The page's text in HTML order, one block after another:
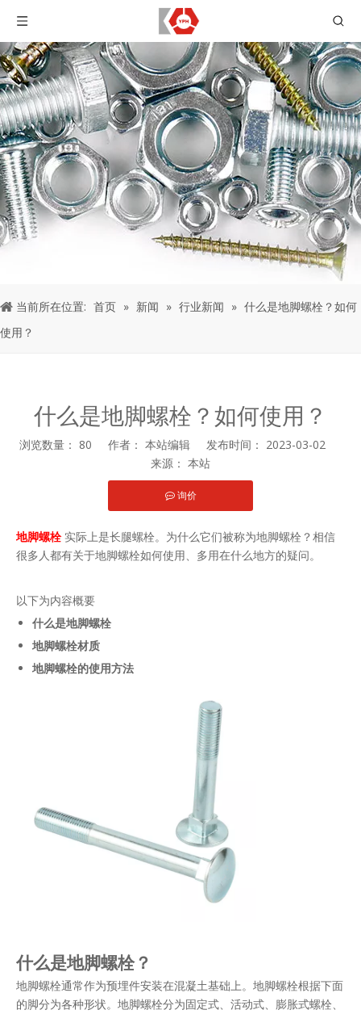
当前所在位置: 首页 » 新闻 » 行业新闻 » 什么是地脚螺栓？如何
使用？
什么是地脚螺栓？如何使用？
浏览数量： 80 作者： 本站编辑 发布时间： 2023-03-02
来源： 本站
询价
地脚螺栓实际上是长腿螺栓。为什么它们被称为地脚螺栓？相信
很多人都有关于地脚螺栓如何使用、多用在什么地方的疑问。
以下为内容概要
什么是地脚螺栓
地脚螺栓材质
地脚螺栓的使用方法
什么是地脚螺栓？
地脚螺栓通常作为预埋件安装在混凝土基础上。地脚螺栓根据下面
的脚分为各种形状。地脚螺栓分为固定式、活动式、膨胀式螺栓、